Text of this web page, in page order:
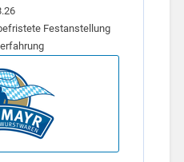
Festanstellung